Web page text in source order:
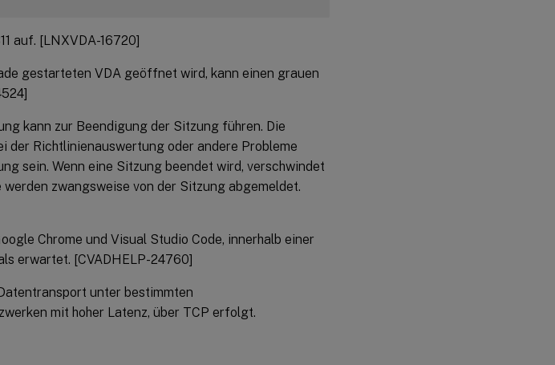
auf. [LNXVDA-16720]
gestarteten VDA geöffnet wird, kann einen grauen
kann zur Beendigung der Sitzung führen. Die
der Richtlinienauswertung oder andere Probleme
sein. Wenn eine Sitzung beendet wird, verschwindet
zwangsweise von der Sitzung abgemeldet.
Chrome und Visual Studio Code, innerhalb einer
erwartet. [CVADHELP-24760]
unter bestimmten
mit hoher Latenz, über TCP erfolgt.